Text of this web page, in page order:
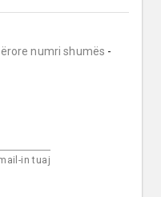
numri shumës -
in tuaj